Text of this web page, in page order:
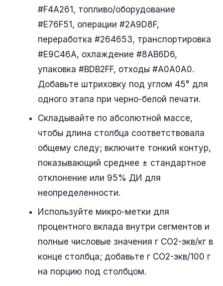
#F4A261, топливо/оборудование
#E76F51, операции #2A9D8F,
переработка #264653, транспортировка
#E9C46A, охлаждение #8AB6D6,
упаковка #BDB2FF, отходы #A0A0A0.
Добавьте штриховку под углом 45° для
одного этапа при черно-белой печати.
Складывайте по абсолютной массе,
чтобы длина столбца соответствовала
общему следу; включите тонкий контур,
показывающий среднее ± стандартное
отклонение или 95% ДИ для
неопределенности.
Используйте микро-метки для
процентного вклада внутри сегментов и
полные числовые значения г CO2-экв/кг в
конце столбца; добавьте г CO2-экв/100 г
на порцию под столбцом.